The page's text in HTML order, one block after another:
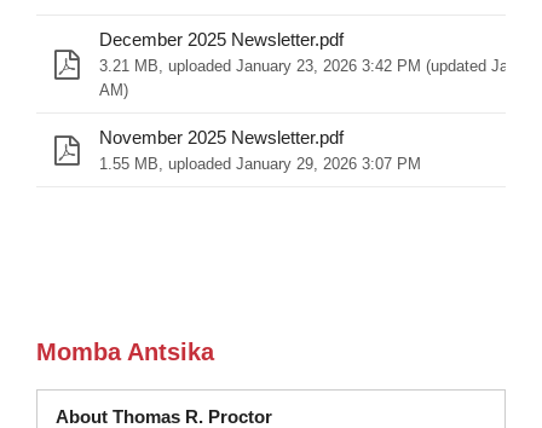
December 2025 Newsletter.pdf
3.21 MB, uploaded January 23, 2026 3:42 PM (updated
AM)
November 2025 Newsletter.pdf
1.55 MB, uploaded January 29, 2026 3:07 PM
Momba Antsika
About Thomas R. Proctor